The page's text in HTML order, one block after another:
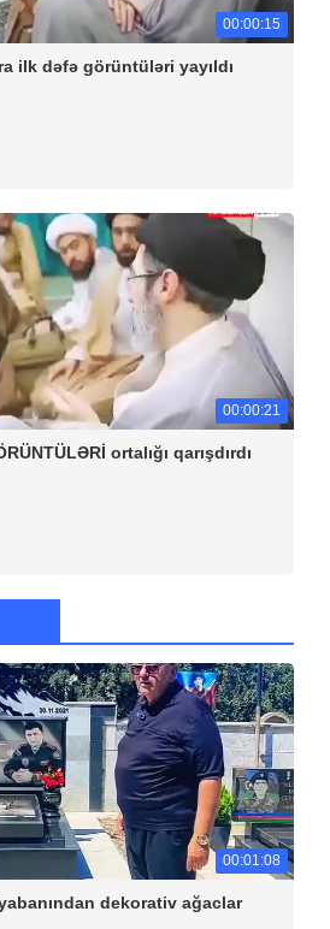
00:00:15
ilk dəfə görüntüləri yayıldı
00:00:21
ortalığı qarışdırdı
00:01:08
dekorativ ağaclar